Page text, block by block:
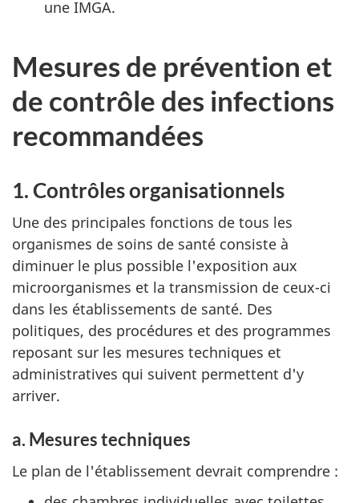
une IMGA.
Mesures de prévention et
de contrôle des infections
recommandées
1. Contrôles organisationnels
Une des principales fonctions de tous les
organismes de soins de santé consiste à
diminuer le plus possible l'exposition aux
microorganismes et la transmission de ceux-ci
dans les établissements de santé. Des
politiques, des procédures et des programmes
reposant sur les mesures techniques et
administratives qui suivent permettent d'y
arriver.
a. Mesures techniques
Le plan de l'établissement devrait comprendre :